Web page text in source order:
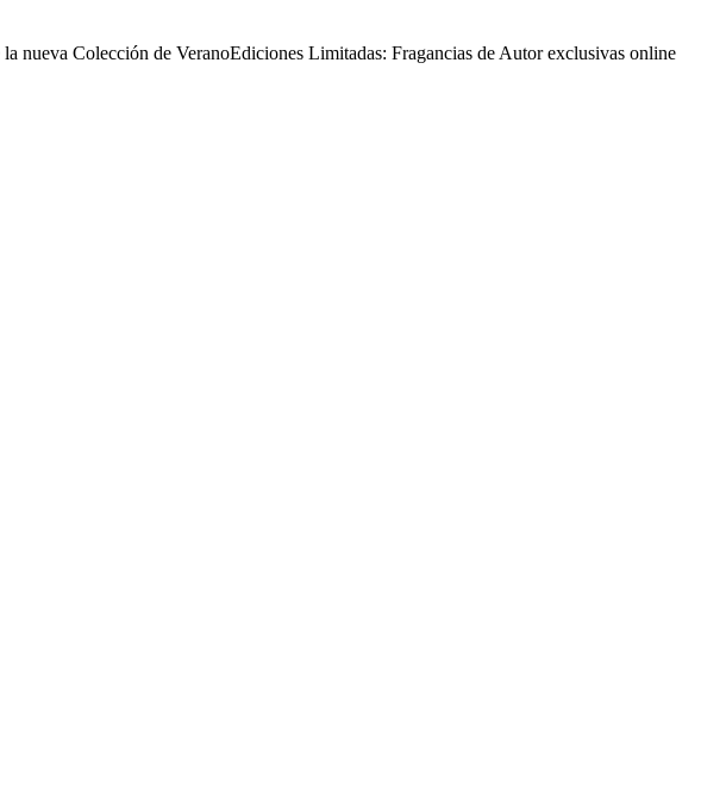
la nueva Colección de VeranoEdiciones Limitadas: Fragancias de Autor exclusivas online